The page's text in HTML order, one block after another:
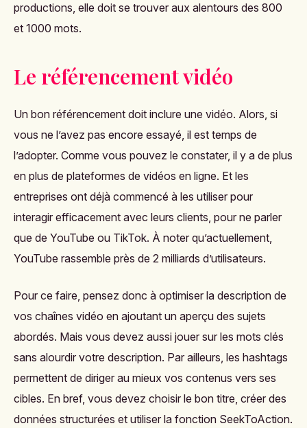
productions, elle doit se trouver aux alentours des 800
et 1000 mots.
Le référencement vidéo
Un bon référencement doit inclure une vidéo. Alors, si
vous ne l’avez pas encore essayé, il est temps de
l’adopter. Comme vous pouvez le constater, il y a de plus
en plus de plateformes de vidéos en ligne. Et les
entreprises ont déjà commencé à les utiliser pour
interagir efficacement avec leurs clients, pour ne parler
que de YouTube ou TikTok. À noter qu’actuellement,
YouTube rassemble près de 2 milliards d’utilisateurs.
Pour ce faire, pensez donc à optimiser la description de
vos chaînes vidéo en ajoutant un aperçu des sujets
abordés. Mais vous devez aussi jouer sur les mots clés
sans alourdir votre description. Par ailleurs, les hashtags
permettent de diriger au mieux vos contenus vers ses
cibles. En bref, vous devez choisir le bon titre, créer des
données structurées et utiliser la fonction SeekToAction.